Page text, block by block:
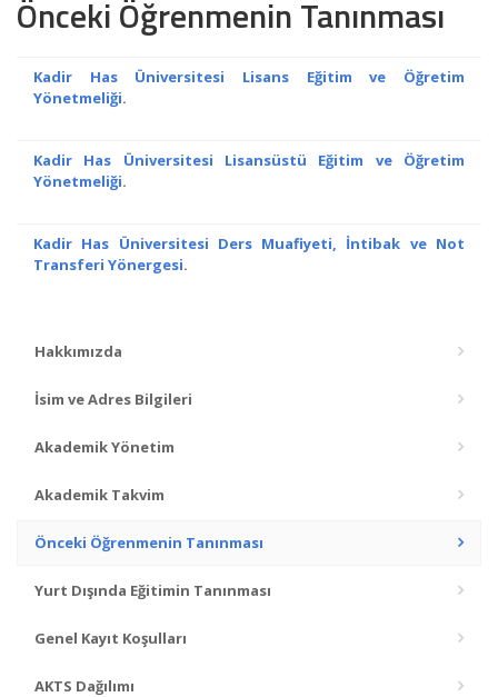
Önceki Öğrenmenin Tanınması
Kadir Has Üniversitesi Lisans Eğitim ve Öğretim
Yönetmeliği.
Kadir Has Üniversitesi Lisansüstü Eğitim ve Öğretim
Yönetmeliği.
Kadir Has Üniversitesi Ders Muafiyeti, İntibak ve Not
Transferi Yönergesi.
Hakkımızda
İsim ve Adres Bilgileri
Akademik Yönetim
Akademik Takvim
Önceki Öğrenmenin Tanınması
Yurt Dışında Eğitimin Tanınması
Genel Kayıt Koşulları
AKTS Dağılımı